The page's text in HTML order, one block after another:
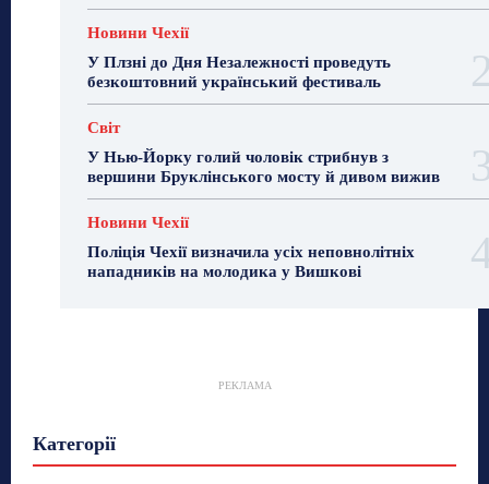
Новини Чехії
У Плзні до Дня Незалежності проведуть
безкоштовний український фестиваль
Світ
У Нью-Йорку голий чоловік стрибнув з
вершини Бруклінського мосту й дивом вижив
Новини Чехії
Поліція Чехії визначила усіх неповнолітніх
нападників на молодика у Вишкові
РЕКЛАМА
Категорії